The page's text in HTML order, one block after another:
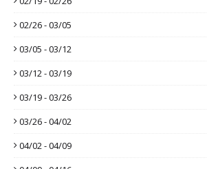
02/26 - 03/05
03/05 - 03/12
03/12 - 03/19
03/19 - 03/26
03/26 - 04/02
04/02 - 04/09